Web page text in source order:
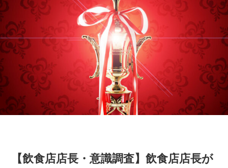
【飲食店店長・意識調査】飲食店店長が